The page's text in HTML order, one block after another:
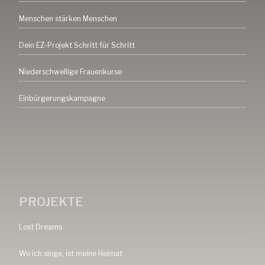
Menschen stärken Menschen
Dein EZ-Projekt Schritt für Schritt
Niederschwellige Frauenkurse
Einbürgerungskampagne
PROJEKTE
Lost Dreams
Wo ich singe, ist meine Heimat